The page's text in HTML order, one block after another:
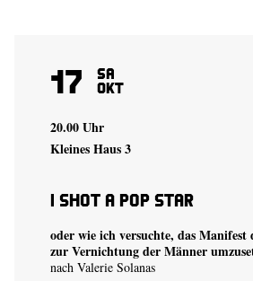
17 Sa
Okt
20.00 Uhr
Kleines Haus 3
I shot a Pop Star
oder wie ich versuchte, das Manifest
zur Vernichtung der Männer
nach Valerie Solanas